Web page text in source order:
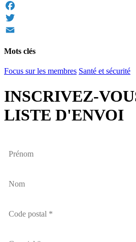
Facebook
Twitter
Mots clés
Focus sur les membres Santé et sécurité
INSCRIVEZ-
LISTE D'ENVOI